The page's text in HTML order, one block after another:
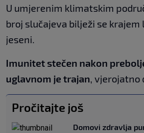
U umjerenim klimatskim
broj slučajeva bilježi se
jeseni.
Imunitet stečen nakon
uglavnom je trajan, vjerojatno
Pročitajte još
Domovi zdravlja